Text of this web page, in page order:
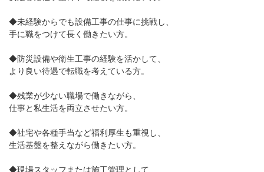
◆未経験からでも設備工事の仕事に挑戦し、
手に職をつけて長く働きたい方。
◆防災設備や衛生工事の経験を活かして、
より良い待遇で転職を考えている方。
◆残業が少ない職場で働きながら、
仕事と私生活を両立させたい方。
◆社宅や各種手当など福利厚生も重視し、
生活基盤を整えながら働きたい方。
◆現場スタッフまたは施工管理として、